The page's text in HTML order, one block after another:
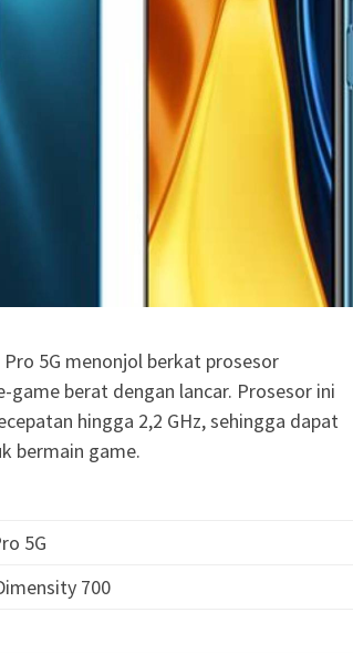
5G menonjol berkat prosesor
berat dengan lancar. Prosesor ini
hingga 2,2 GHz, sehingga dapat
bermain game.
5G
700